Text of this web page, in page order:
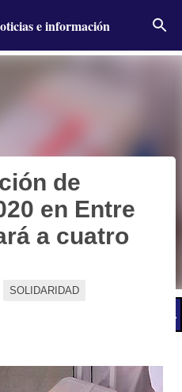
principal
e información
de
en Entre
a cuatro
SOLIDARIDAD